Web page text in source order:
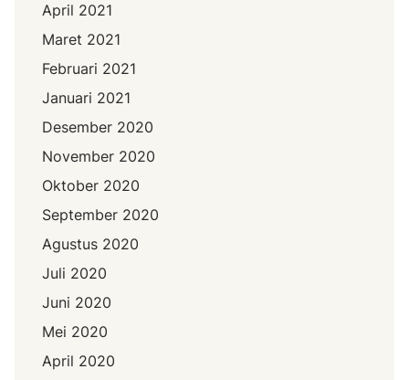
April 2021
Maret 2021
Februari 2021
Januari 2021
Desember 2020
November 2020
Oktober 2020
September 2020
Agustus 2020
Juli 2020
Juni 2020
Mei 2020
April 2020